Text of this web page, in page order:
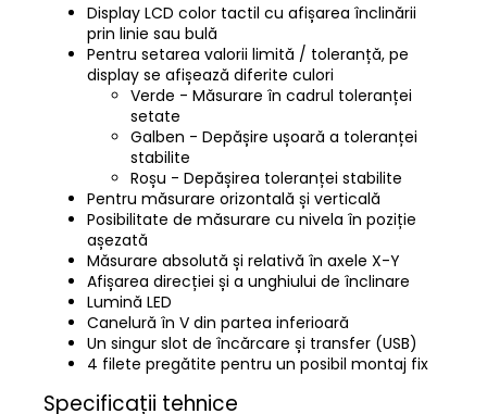
Display LCD color tactil cu afișarea înclinării
prin linie sau bulă
Pentru setarea valorii limită / toleranță, pe
display se afișează diferite culori
Verde - Măsurare în cadrul toleranței
setate
Galben - Depășire ușoară a toleranței
stabilite
Roșu - Depășirea toleranței stabilite
Pentru măsurare orizontală și verticală
Posibilitate de măsurare cu nivela în poziție
așezată
Măsurare absolută și relativă în axele X-Y
Afișarea direcției și a unghiului de înclinare
Lumină LED
Canelură în V din partea inferioară
Un singur slot de încărcare și transfer (USB)
4 filete pregătite pentru un posibil montaj fix
Specificații tehnice